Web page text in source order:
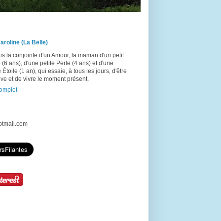
(La Belle)
la conjointe d'un Amour, la maman d'un petit
(6 ans), d'une petite Perle (4 ans) et d'une
Étoile (1 an), qui essaie, à tous les jours, d'être
et de vivre le moment présent.